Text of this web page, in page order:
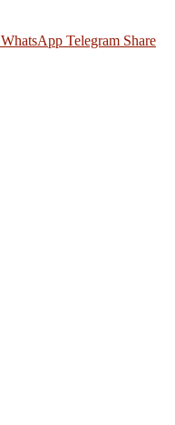
WhatsApp Telegram Share